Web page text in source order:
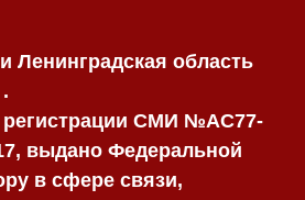
Ленинградская область
.
регистрации СМИ №AC77-
выдано Федеральной
в сфере связи,